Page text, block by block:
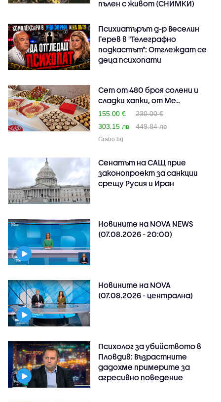
пълен с живот (СНИМКИ)
Психиатърът д-р Веселин
Герев в "Телеграфно
подкастът": Отглеждат се
деца психопати
Сет от 480 броя солени и
сладки хапки, от Ме..
155.00 €
230.00 €
303.15 лв
449.84 лв
Grabo.bg
Сенатът на САЩ прие
законопроект за санкции
срещу Русия и Иран
Новините на NOVA NEWS
(07.08.2026 - 20:00)
Новините на NOVA
(07.08.2026 - централна)
Психолог за убийството в
Пловдив: Възрастните
дадохме примерите за
агресивно поведение